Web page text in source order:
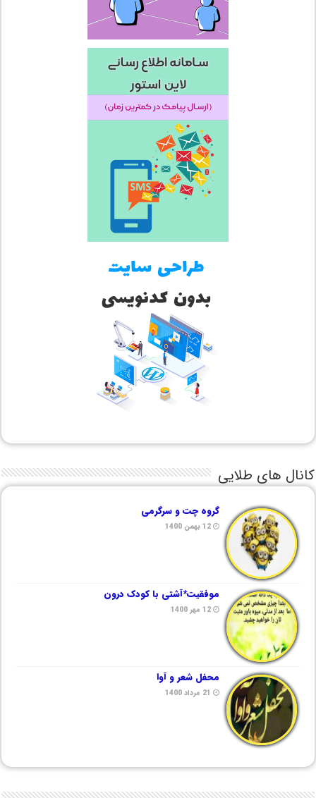
کانال های طلایی
گروه چت و سرگرمی
12 بهمن 1400
موفقیت*آشتی با کودک درون
12 مهر 1400
محفل شعر و آوا
21 مرداد 1400